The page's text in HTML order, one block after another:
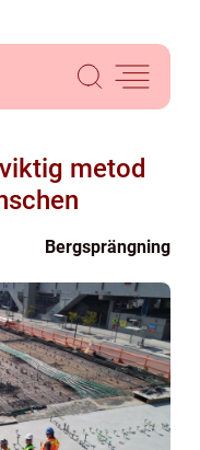
metod
Bergsprängning